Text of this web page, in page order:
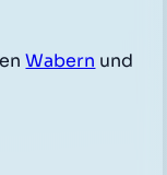
Wabern und